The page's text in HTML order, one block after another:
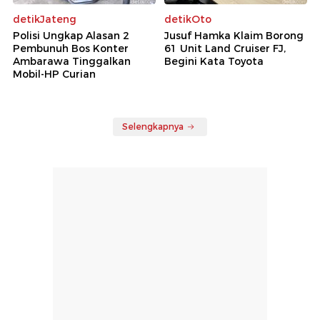
detikJateng
Polisi Ungkap Alasan 2
Pembunuh Bos Konter
Ambarawa Tinggalkan
Mobil-HP Curian
detikOto
Jusuf Hamka Klaim Borong
61 Unit Land Cruiser FJ,
Begini Kata Toyota
Selengkapnya